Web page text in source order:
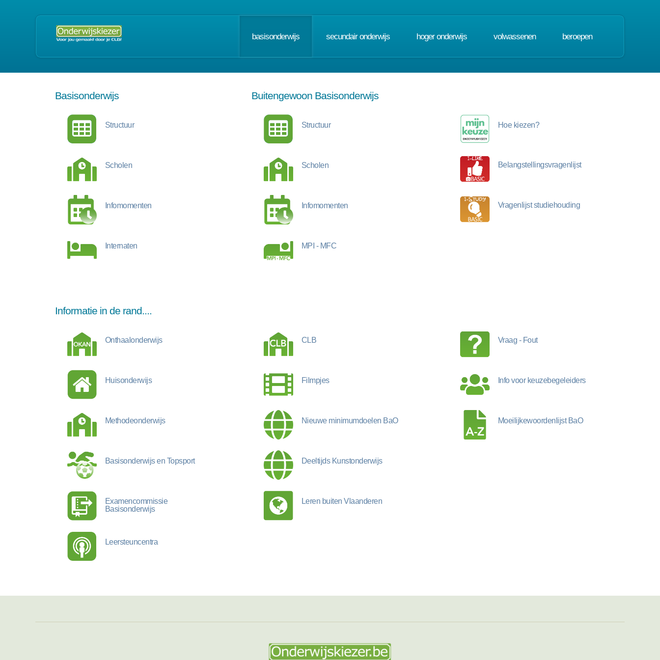
basisonderwijs secundair onderwijs hoger onderwijs volwassenen beroepen
Basisonderwijs
Structuur
Scholen
Infomomenten
Internaten
Buitengewoon Basisonderwijs
Structuur
Scholen
Infomomenten
MPI - MFC
Hoe kiezen?
Belangstellingsvragenlijst
Vragenlijst studiehouding
Informatie in de rand....
Onthaalonderwijs
Huisonderwijs
Methodeonderwijs
Basisonderwijs en Topsport
Examencommissie
Basisonderwijs
Leersteuncentra
CLB
Filmpjes
Nieuwe minimumdoelen BaO
Deeltijds Kunstonderwijs
Leren buiten Vlaanderen
Vraag - Fout
Info voor keuzebegeleiders
Moeilijkewoordenlijst BaO